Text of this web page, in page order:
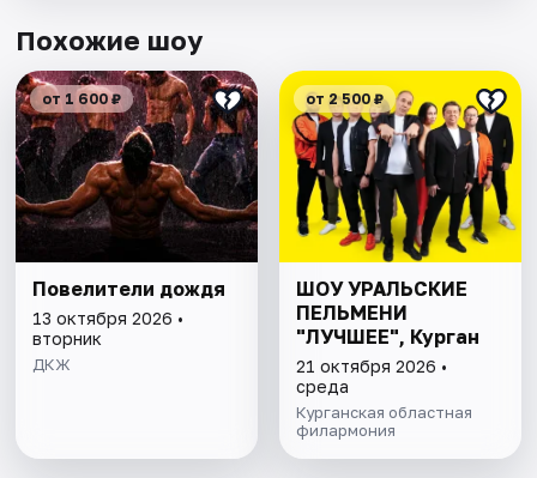
Похожие шоу
от 1 600 ₽
Повелители дождя
13 октября 2026 •
вторник
ДКЖ
от 2 500 ₽
ШОУ УРАЛЬСКИЕ
ПЕЛЬМЕНИ
"ЛУЧШЕЕ", Курган
21 октября 2026 •
среда
Курганская областная
филармония